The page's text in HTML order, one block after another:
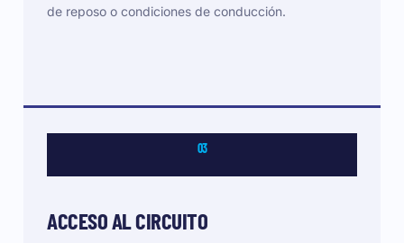
de reposo o condiciones de conducción.
03
ACCESO AL CIRCUITO